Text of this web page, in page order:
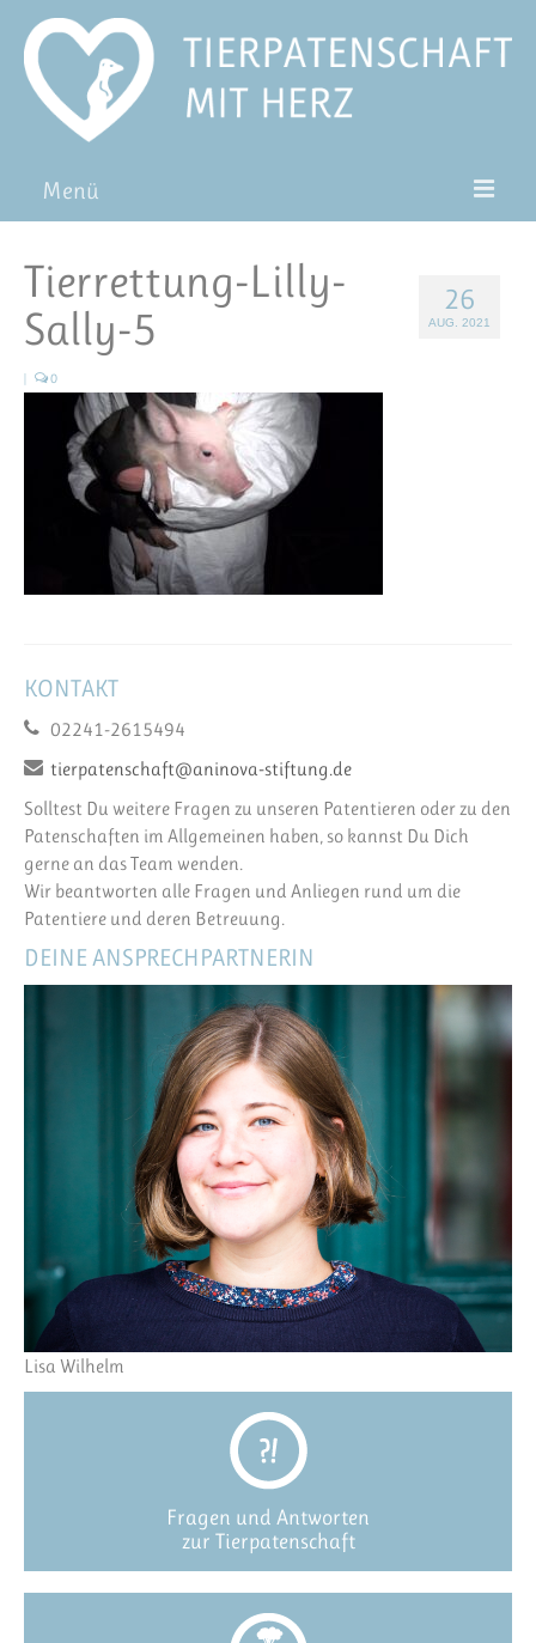
Menü
Pat*in werden
Patenschaft verschenken
Blog
FAQ
26
AUG. 2021
Tierrettung-Lilly-
Sally-5
| 0
KONTAKT
02241-2615494
tierpatenschaft@aninova-stiftung.de
Solltest Du weitere Fragen zu unseren Patentieren oder zu den
Patenschaften im Allgemeinen haben, so kannst Du Dich
gerne an das Team wenden.
Wir beantworten alle Fragen und Anliegen rund um die
Patentiere und deren Betreuung.
DEINE ANSPRECHPARTNERIN
Lisa Wilhelm
Fragen und Antworten
zur Tierpatenschaft